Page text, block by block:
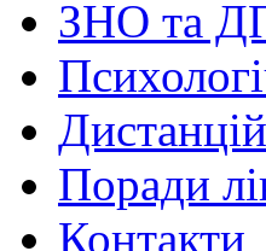
ЗНО та
Поради
Контакти